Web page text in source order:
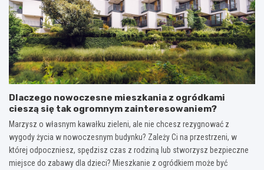
Dlaczego nowoczesne mieszkania z ogródkami
cieszą się tak ogromnym zainteresowaniem?
Marzysz o własnym kawałku zieleni, ale nie chcesz rezygnować z
wygody życia w nowoczesnym budynku? Zależy Ci na przestrzeni, w
której odpoczniesz, spędzisz czas z rodziną lub stworzysz bezpieczne
miejsce do zabawy dla dzieci? Mieszkanie z ogródkiem może być